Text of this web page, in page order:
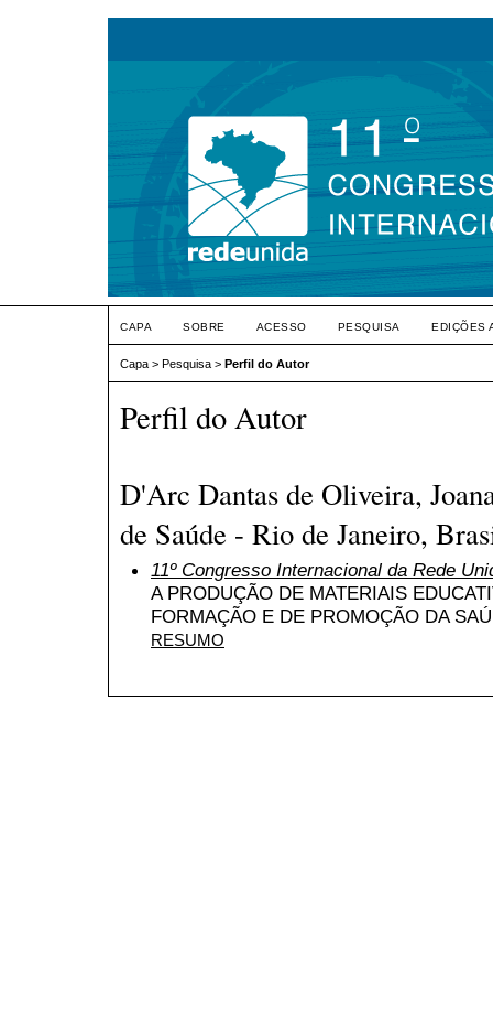
CAPA SOBRE ACESSO PESQUISA EDIÇÕES
Capa > Pesquisa > Perfil do Autor
Perfil do Autor
D'Arc Dantas de Oliveira,
de Saúde - Rio de Janeiro,
11º Congresso Internacional da Rede
A PRODUÇÃO DE MATERIAIS
FORMAÇÃO E DE PROMOÇÃO DA
RESUMO